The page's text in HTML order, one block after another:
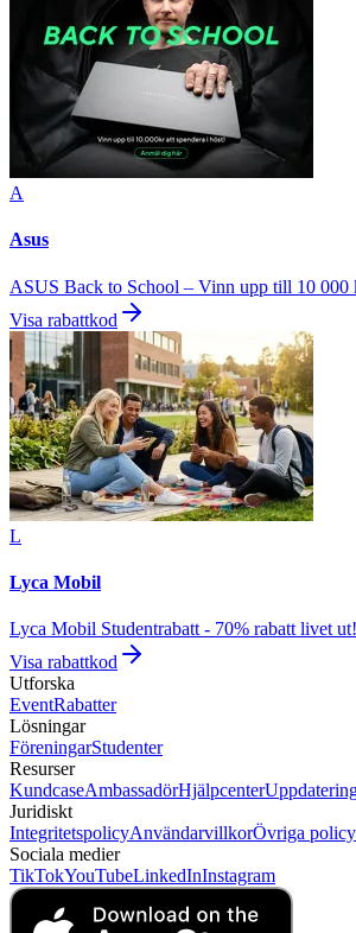
A
Asus
ASUS Back to School – Vinn upp till 10 000
Visa rabattkod
L
Lyca Mobil
Lyca Mobil Studentrabatt - 70% rabatt livet ut!
Visa rabattkod
Utforska
EventRabatter
Lösningar
FöreningarStudenter
Resurser
KundcaseAmbassadörHjälpcenter
Juridiskt
IntegritetspolicyAnvändarvillkorÖvriga
Sociala medier
TikTokYouTubeLinkedInInstagram